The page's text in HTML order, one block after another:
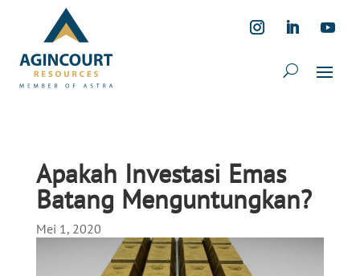
Apakah Investasi Emas
Batang Menguntungkan?
Mei 1, 2020